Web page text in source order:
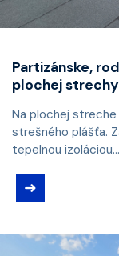
Partizánske,
plochej
Na plochej streche
strešného plášťa.
tepelnou izoláciou...
➜